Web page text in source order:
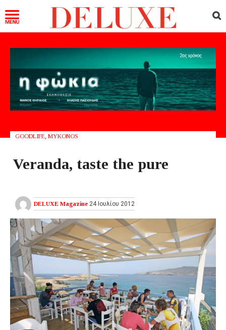
GOODLIFE MYKONOS
Veranda, taste the pure
DELUXE Magazine 24 Ιουλίου 2012